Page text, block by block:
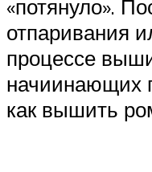
«потянуло».
отпаривания
процессе
начиинающих
как вышить